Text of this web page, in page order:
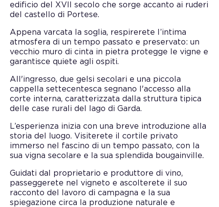
edificio del XVII secolo che sorge accanto ai ruderi
del castello di Portese.
Appena varcata la soglia, respirerete l’intima
atmosfera di un tempo passato e preservato: un
vecchio muro di cinta in pietra protegge le vigne e
garantisce quiete agli ospiti.
All'ingresso, due gelsi secolari e una piccola
cappella settecentesca segnano l'accesso alla
corte interna, caratterizzata dalla struttura tipica
delle case rurali del lago di Garda.
L’esperienza inizia con una breve introduzione alla
storia del luogo. Visiterete il cortile privato
immerso nel fascino di un tempo passato, con la
sua vigna secolare e la sua splendida bougainville.
Guidati dal proprietario e produttore di vino,
passeggerete nel vigneto e ascolterete il suo
racconto del lavoro di campagna e la sua
spiegazione circa la produzione naturale e